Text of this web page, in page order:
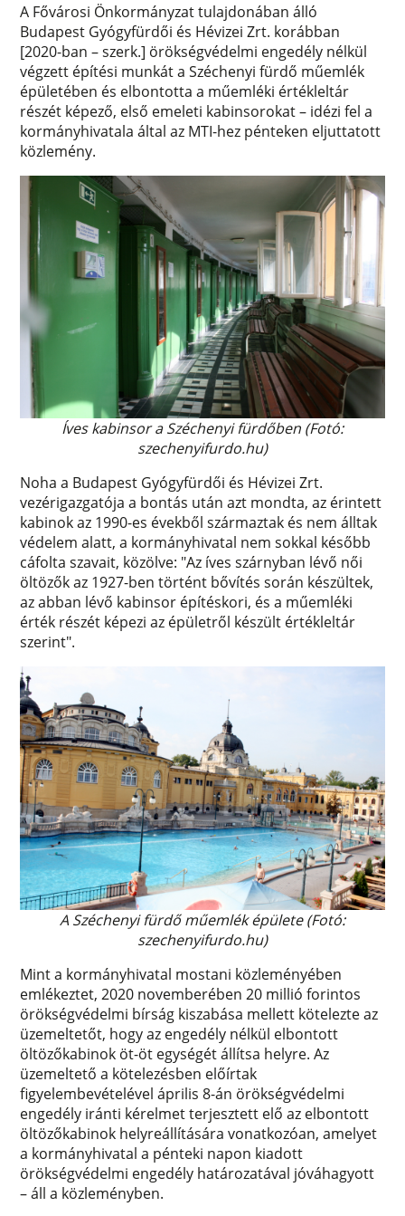
A Fővárosi Önkormányzat tulajdonában álló
Budapest Gyógyfürdői és Hévizei Zrt. korábban
[2020-ban – szerk.] örökségvédelmi engedély nélkül
végzett építési munkát a Széchenyi fürdő műemlék
épületében és elbontotta a műemléki értékleltár
részét képező, első emeleti kabinsorokat – idézi fel a
kormányhivatala által az MTI-hez pénteken eljuttatott
közlemény.
Íves kabinsor a Széchenyi fürdőben (Fotó:
szechenyifurdo.hu)
Noha a Budapest Gyógyfürdői és Hévizei Zrt.
vezérigazgatója a bontás után azt mondta, az érintett
kabinok az 1990-es évekből származtak és nem álltak
védelem alatt, a kormányhivatal nem sokkal később
cáfolta szavait, közölve: "Az íves szárnyban lévő női
öltözők az 1927-ben történt bővítés során készültek,
az abban lévő kabinsor építéskori, és a műemléki
érték részét képezi az épületről készült értékleltár
szerint".
A Széchenyi fürdő műemlék épülete (Fotó:
szechenyifurdo.hu)
Mint a kormányhivatal mostani közleményében
emlékeztet, 2020 novemberében 20 millió forintos
örökségvédelmi bírság kiszabása mellett kötelezte az
üzemeltetőt, hogy az engedély nélkül elbontott
öltözőkabinok öt-öt egységét állítsa helyre. Az
üzemeltető a kötelezésben előírtak
figyelembevételével április 8-án örökségvédelmi
engedély iránti kérelmet terjesztett elő az elbontott
öltözőkabinok helyreállítására vonatkozóan, amelyet
a kormányhivatal a pénteki napon kiadott
örökségvédelmi engedély határozatával jóváhagyott
– áll a közleményben.